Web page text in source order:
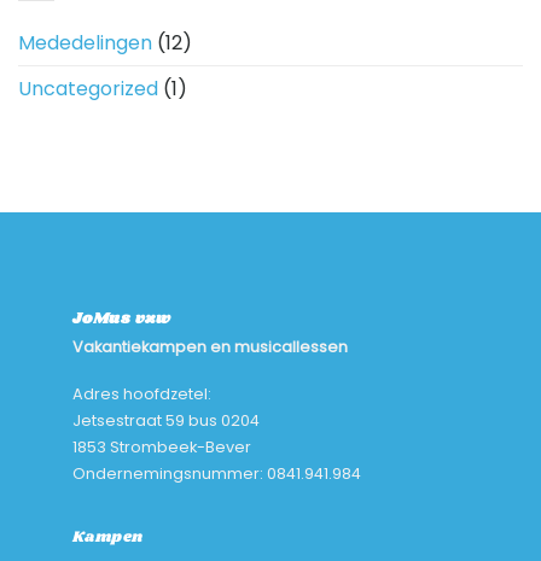
Mededelingen (12)
Uncategorized (1)
JoMus vzw
Vakantiekampen en musicallessen
Adres hoofdzetel:
Jetsestraat 59 bus 0204
1853 Strombeek-Bever
Ondernemingsnummer: 0841.941.984
Kampen